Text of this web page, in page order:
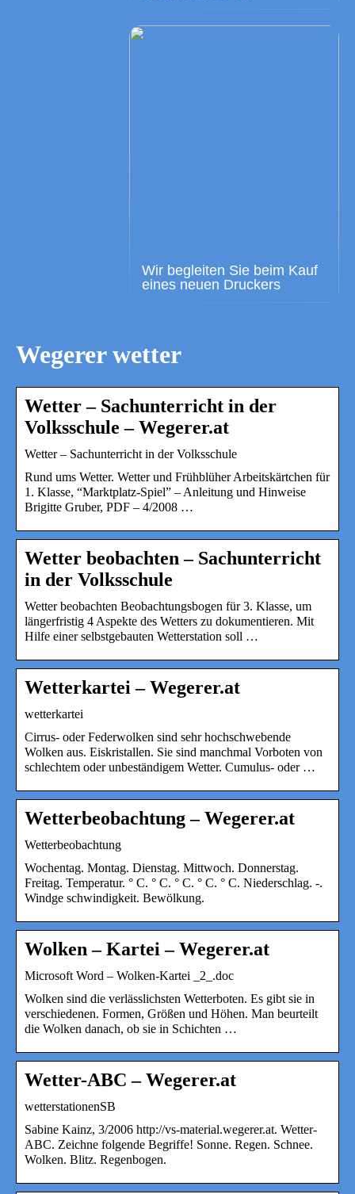
Wir begleiten Sie beim Kauf
eines neuen Druckers
Wegerer wetter
Wetter – Sachunterricht in der
Volksschule – Wegerer.at
Wetter – Sachunterricht in der Volksschule
Rund ums Wetter. Wetter und Frühblüher Arbeitskärtchen für
1. Klasse, “Marktplatz-Spiel” – Anleitung und Hinweise
Brigitte Gruber, PDF – 4/2008 …
Wetter beobachten – Sachunterricht
in der Volksschule
Wetter beobachten Beobachtungsbogen für 3. Klasse, um
längerfristig 4 Aspekte des Wetters zu dokumentieren. Mit
Hilfe einer selbstgebauten Wetterstation soll …
Wetterkartei – Wegerer.at
wetterkartei
Cirrus- oder Federwolken sind sehr hochschwebende
Wolken aus. Eiskristallen. Sie sind manchmal Vorboten von
schlechtem oder unbeständigem Wetter. Cumulus- oder …
Wetterbeobachtung – Wegerer.at
Wetterbeobachtung
Wochentag. Montag. Dienstag. Mittwoch. Donnerstag.
Freitag. Temperatur. ° C. ° C. ° C. ° C. ° C. Niederschlag. -.
Windge schwindigkeit. Bewölkung.
Wolken – Kartei – Wegerer.at
Microsoft Word – Wolken-Kartei _2_.doc
Wolken sind die verlässlichsten Wetterboten. Es gibt sie in
verschiedenen. Formen, Größen und Höhen. Man beurteilt
die Wolken danach, ob sie in Schichten …
Wetter-ABC – Wegerer.at
wetterstationenSB
Sabine Kainz, 3/2006 http://vs-material.wegerer.at. Wetter-
ABC. Zeichne folgende Begriffe! Sonne. Regen. Schnee.
Wolken. Blitz. Regenbogen.